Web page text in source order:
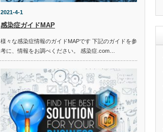
2021-4-1
感染症ガイドMAP
様々な感染症情報のガイドMAPです 下記のガイドを参
考に、情報をお調べください。 感染症.com…